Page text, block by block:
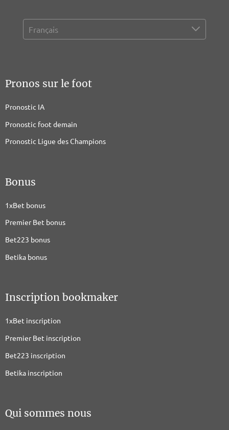
Pronos sur le foot
Pronostic IA
Pronostic foot demain
Pronostic Ligue des Champions
Bonus
1xBet bonus
Premier Bet bonus
Bet223 bonus
Betika bonus
Inscription bookmaker
1xBet inscription
Premier Bet inscription
Bet223 inscription
Betika inscription
Qui sommes nous